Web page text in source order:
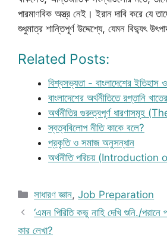
পারমাণবিক অস্ত্র নেই। ইরান দাবি করে যে
শুধুমাত্র শান্তিপূর্ণ উদ্দেশ্যে, যেমন বিদ্যুৎ
Related Posts:
বিশ্বসভ্যতা - বাংলাদেশের ইতিহাস
বাংলাদেশের অর্থনীতিতে রপ্তানি
অর্থনীতির গুরুত্বপূর্ণ ধারণাসমূহ
স্বত্ববিলোপ নীতি কাকে বলে?
প্রকৃতি ও সমাজ অনুসন্ধান
অর্থনীতি পরিচয়
Categories
সাধারণ জ্ঞান,Job Preparation
‘এমন পিরিতি কভু নাহি দেখি শুনি./পরানে
কার লেখা?